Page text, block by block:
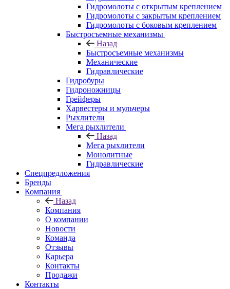
Гидромолоты с открытым креплением
Гидромолоты с закрытым креплением
Гидромолоты с боковым креплением
Быстросъемные механизмы
Назад
Быстросъемные механизмы
Механические
Гидравлические
Гидробуры
Гидроножницы
Грейферы
Харвестеры и мульчеры
Рыхлители
Мега рыхлители
Назад
Мега рыхлители
Монолитные
Гидравлические
Спецпредложения
Бренды
Компания
Назад
Компания
О компании
Новости
Команда
Отзывы
Карьера
Контакты
Продажи
Контакты